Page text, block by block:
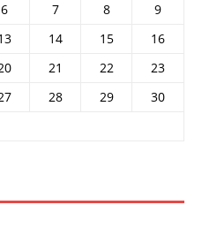
6 7 8
9
14 15
16
21 22
23
28 29
30